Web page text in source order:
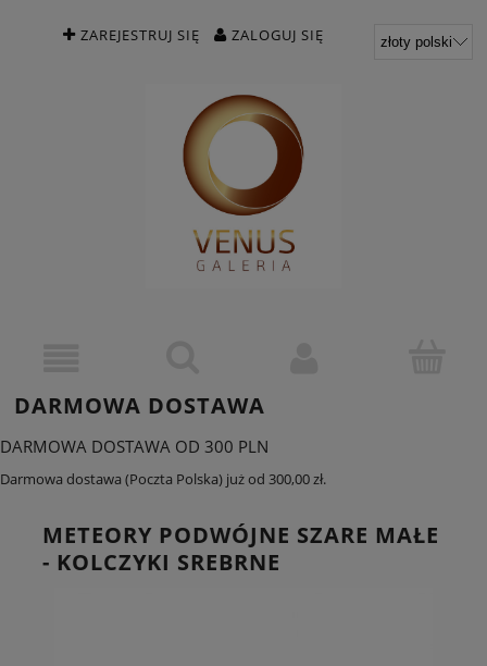
ZAREJESTRUJ SIĘ ZALOGUJ SIĘ
DARMOWA DOSTAWA
DARMOWA DOSTAWA OD 300 PLN
Darmowa dostawa (Poczta Polska) już od 300,00 zł.
METEORY PODWÓJNE SZARE MAŁE
- KOLCZYKI SREBRNE